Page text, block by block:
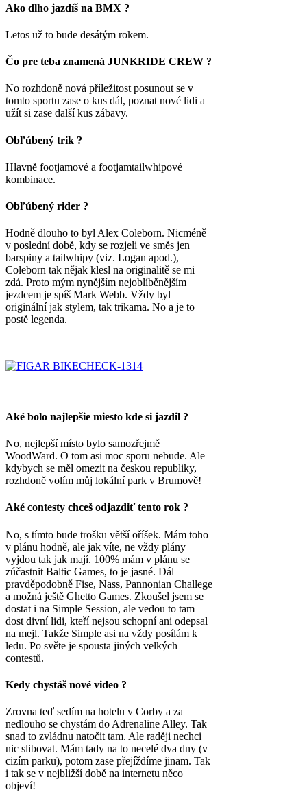
Ako dlho jazdíš na BMX ?
Letos už to bude desátým rokem.
Čo pre teba znamená JUNKRIDE CREW ?
No rozhdoně nová příležitost posunout se v
tomto sportu zase o kus dál, poznat nové lidi a
užít si zase další kus zábavy.
Obľúbený trik ?
Hlavně footjamové a footjamtailwhipové
kombinace.
Obľúbený rider ?
Hodně dlouho to byl Alex Coleborn. Nicméně
v poslední době, kdy se rozjeli ve směs jen
barspiny a tailwhipy (viz. Logan apod.),
Coleborn tak nějak klesl na originalitě se mi
zdá. Proto mým nynějším nejoblíběnějším
jezdcem je spíš Mark Webb. Vždy byl
originální jak stylem, tak trikama. No a je to
postě legenda.
Aké bolo najlepšie miesto kde si jazdil ?
No, nejlepší místo bylo samozřejmě
WoodWard. O tom asi moc sporu nebude. Ale
kdybych se měl omezit na českou republiky,
rozhdoně volím můj lokální park v Brumově!
Aké contesty chceš odjazdiť tento rok ?
No, s tímto bude trošku větší oříšek. Mám toho
v plánu hodně, ale jak víte, ne vždy plány
vyjdou tak jak mají. 100% mám v plánu se
zúčastnit Baltic Games, to je jasné. Dál
pravděpodobně Fise, Nass, Pannonian Challege
a možná ještě Ghetto Games. Zkoušel jsem se
dostat i na Simple Session, ale vedou to tam
dost divní lidi, kteří nejsou schopní ani odepsal
na mejl. Takže Simple asi na vždy posílám k
ledu. Po světe je spousta jiných velkých
contestů.
Kedy chystáš nové video ?
Zrovna teď sedím na hotelu v Corby a za
nedlouho se chystám do Adrenaline Alley. Tak
snad to zvládnu natočit tam. Ale raději nechci
nic slibovat. Mám tady na to necelé dva dny (v
cizím parku), potom zase přejíždíme jinam. Tak
i tak se v nejbližší době na internetu něco
objeví!